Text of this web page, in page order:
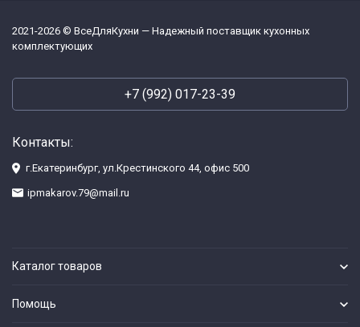
2021-2026 © ВсеДляКухни — Надежный поставщик кухонных
комплектующих
+7 (992) 017-23-39
Контакты:
г.Екатеринбург, ул.Крестинского 44, офис 500
ipmakarov.79@mail.ru
Каталог товаров
Помощь